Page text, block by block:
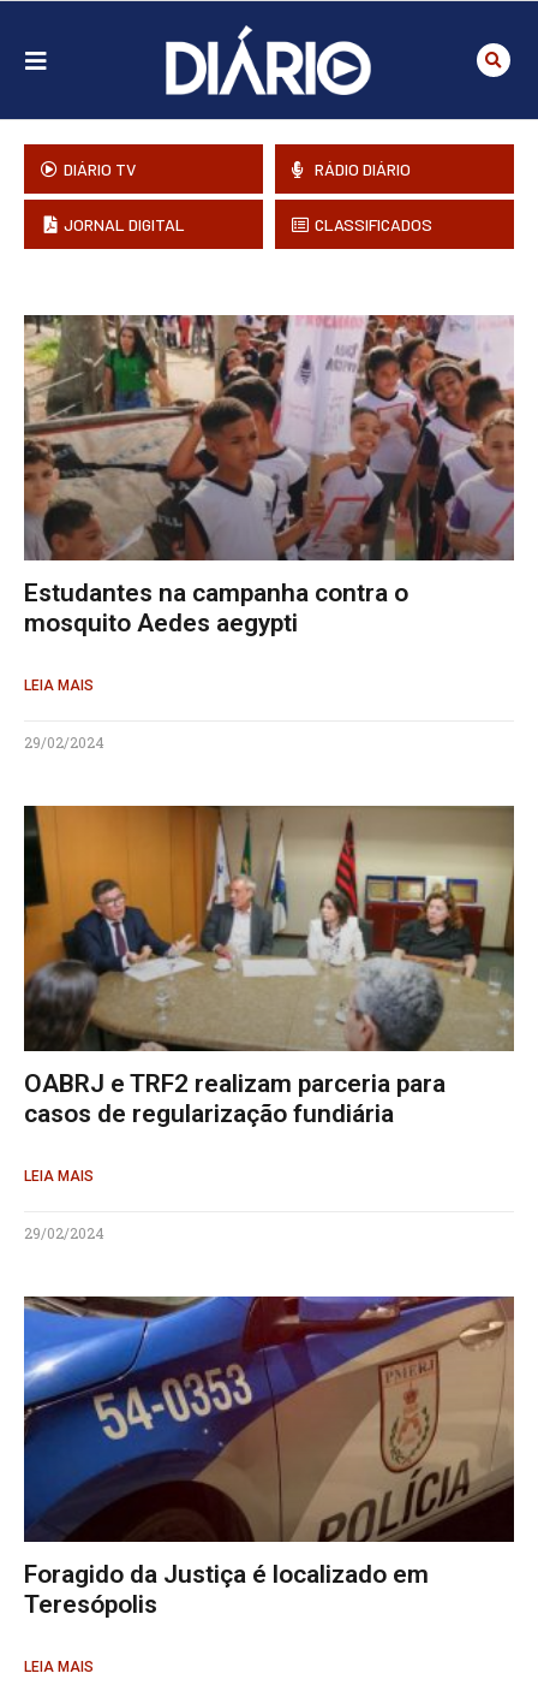
DIÁRIO TV RÁDIO DIÁRIO
JORNAL DIGITAL CLASSIFICADOS
Estudantes na campanha contra o
mosquito Aedes aegypti
LEIA MAIS
29/02/2024
OABRJ e TRF2 realizam parceria para
casos de regularização fundiária
LEIA MAIS
29/02/2024
Foragido da Justiça é localizado em
Teresópolis
LEIA MAIS